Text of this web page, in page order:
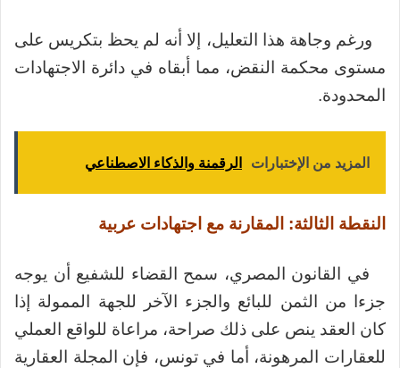
ورغم وجاهة هذا التعليل، إلا أنه لم يحظ بتكريس على
مستوى محكمة النقض، مما أبقاه في دائرة الاجتهادات
المحدودة.
المزيد من الإختبارات الرقمنة والذكاء الاصطناعي
النقطة الثالثة: المقارنة مع اجتهادات عربية
في القانون المصري، سمح القضاء للشفيع أن يوجه
جزءا من الثمن للبائع والجزء الآخر للجهة الممولة إذا
كان العقد ينص على ذلك صراحة، مراعاة للواقع العملي
للعقارات المرهونة، أما في تونس، فإن المجلة العقارية